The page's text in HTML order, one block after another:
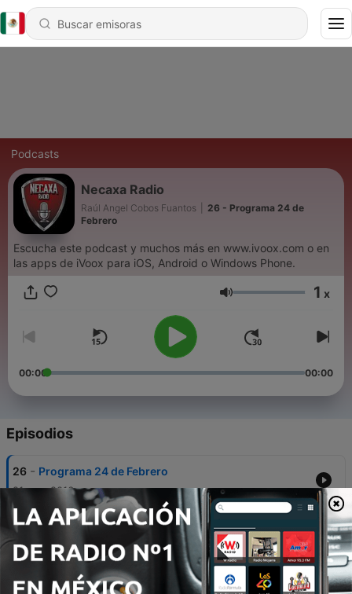
Podcasts
Necaxa Radio
Raúl Angel Cobos Fuantos
26 - Programa 24 de
Febrero
Escucha este podcast y muchos más en www.ivoox.com o en
las apps de iVoox para iOS, Android o Windows Phone.
Volumen 1 x
00:00 00:00
Episodios
26 - Programa 24 de Febrero
21 mar. 2016
25 - Programa 12 de febrero
Programa 10 de Febrero
11 feb. 2016